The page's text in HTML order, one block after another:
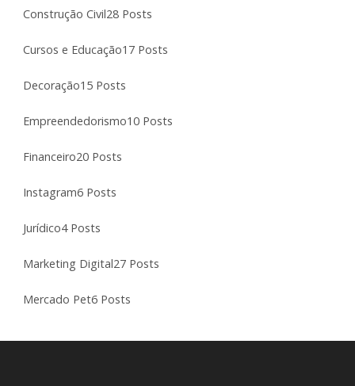
Construção Civil28 Posts
Cursos e Educação17 Posts
Decoração15 Posts
Empreendedorismo10 Posts
Financeiro20 Posts
Instagram6 Posts
Jurídico4 Posts
Marketing Digital27 Posts
Mercado Pet6 Posts